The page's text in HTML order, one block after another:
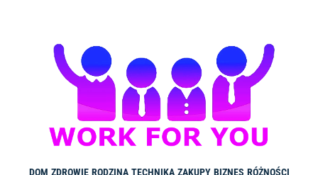
DOM ZDROWIE RODZINA TECHNIKA ZAKUPY BIZNES RÓŻNOŚCI